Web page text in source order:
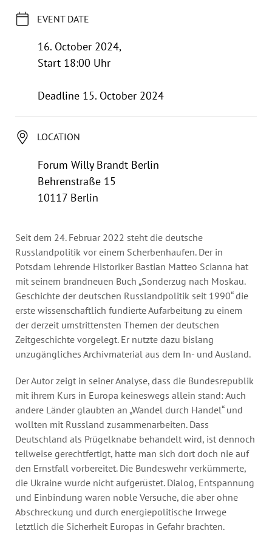
Organigram
EVENT DATE
16. October 2024,
Start 18:00 Uhr
Deadline 15. October 2024
LOCATION
Forum Willy Brandt Berlin
Behrenstraße 15
10117 Berlin
Seit dem 24. Februar 2022 steht die deutsche
Russlandpolitik vor einem Scherbenhaufen. Der in
Potsdam lehrende Historiker Bastian Matteo Scianna hat
mit seinem brandneuen Buch „Sonderzug nach Moskau.
Geschichte der deutschen Russlandpolitik seit 1990“ die
erste wissenschaftlich fundierte Aufarbeitung zu einem
der derzeit umstrittensten Themen der deutschen
Zeitgeschichte vorgelegt. Er nutzte dazu bislang
unzugängliches Archivmaterial aus dem In- und Ausland.
Der Autor zeigt in seiner Analyse, dass die Bundesrepublik
mit ihrem Kurs in Europa keineswegs allein stand: Auch
andere Länder glaubten an „Wandel durch Handel“ und
wollten mit Russland zusammenarbeiten. Dass
Deutschland als Prügelknabe behandelt wird, ist dennoch
teilweise gerechtfertigt, hatte man sich dort doch nie auf
den Ernstfall vorbereitet. Die Bundeswehr verkümmerte,
die Ukraine wurde nicht aufgerüstet. Dialog, Entspannung
und Einbindung waren noble Versuche, die aber ohne
Abschreckung und durch energiepolitische Irrwege
letztlich die Sicherheit Europas in Gefahr brachten.